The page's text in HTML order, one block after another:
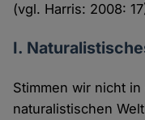
(vgl. Harris: 2008:
I.
Stimmen wir nicht
naturalistischen